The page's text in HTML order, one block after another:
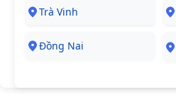
Trà Vinh
Đồng Nai